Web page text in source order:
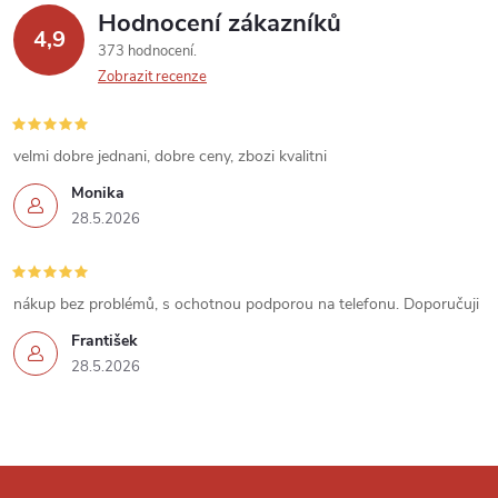
4,9 Hodnocení zákazníků
373 hodnocení
Zobrazit recenze
Monika
28.5.2026
velmi dobre jednani, dobre ceny, zbozi kvalitni
František
28.5.2026
nákup bez problémů, s ochotnou podporou na telefonu. Doporučuji